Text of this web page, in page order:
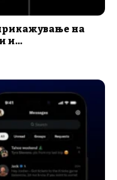
на
и...